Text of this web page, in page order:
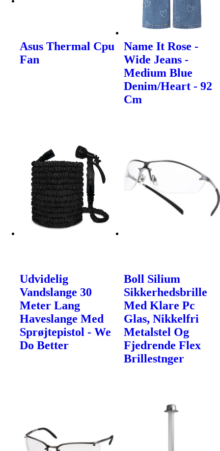
Asus Thermal Cpu
Fan
Name It Rose -
Wide Jeans -
Medium Blue
Denim/Heart - 92
Cm
Udvidelig
Vandslange 30
Meter Lang
Haveslange Med
Sprøjtepistol - We
Do Better
Boll Silium
Sikkerhedsbrille
Med Klare Pc
Glas, Nikkelfri
Metalstel Og
Fjedrende Flex
Brillestnger